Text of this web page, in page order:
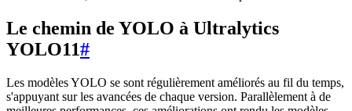
Le chemin de YOLO à Ultralytics
YOLO11#
Les modèles YOLO se sont régulièrement améliorés au fil du temps,
s'appuyant sur les avancées de chaque version. Parallèlement à de